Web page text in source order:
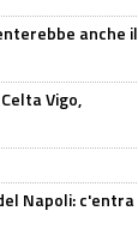
anche il
Vigo,
Napoli: c'entra